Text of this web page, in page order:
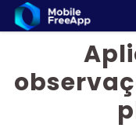
Pular
para